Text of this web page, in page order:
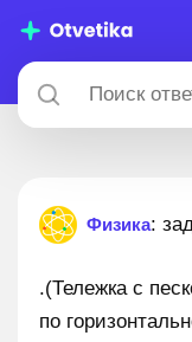
Физика:
.(Тележка с
по